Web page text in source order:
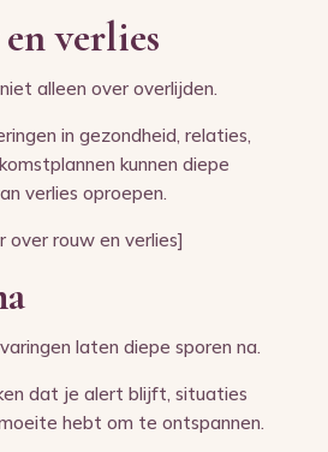
verlies
alleen over overlijden.
in gezondheid, relaties,
kunnen diepe
verlies oproepen.
over rouw en verlies]
laten diepe sporen na.
dat je alert blijft, situaties
hebt om te ontspannen.